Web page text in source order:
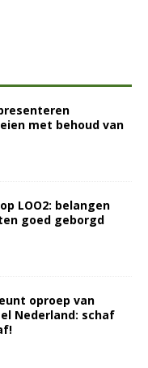
met behoud van
LOO2: belangen
goed geborgd
oproep van
Nederland: schaf